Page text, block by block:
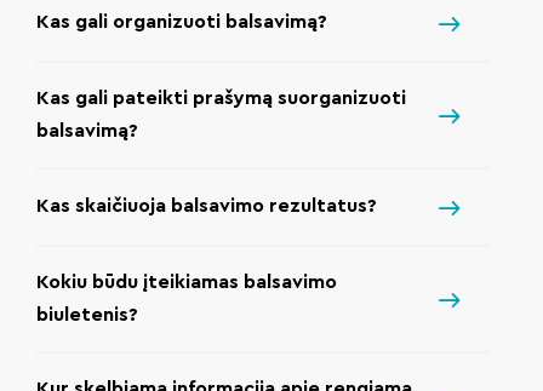
Kas gali organizuoti balsavimą?
Kas gali pateikti prašymą suorganizuoti
balsavimą?
Kas skaičiuoja balsavimo rezultatus?
Kokiu būdu įteikiamas balsavimo
biuletenis?